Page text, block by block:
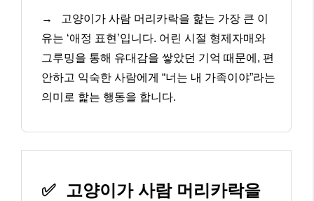
→
고양이가 사람 머리카락을 핥는 가장 큰 이
유는 ‘애정 표현’입니다. 어린 시절 형제자매와
그루밍을 통해 유대감을 쌓았던 기억 때문에, 편
안하고 익숙한 사람에게 “너는 내 가족이야”라는
의미로 핥는 행동을 합니다.
✅ 고양이가 사람 머리카락을